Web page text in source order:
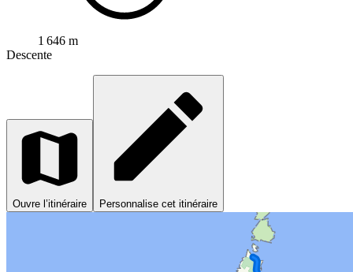
1 646 m
Descente
Ouvre l’itinéraire Personnalise cet itinéraire